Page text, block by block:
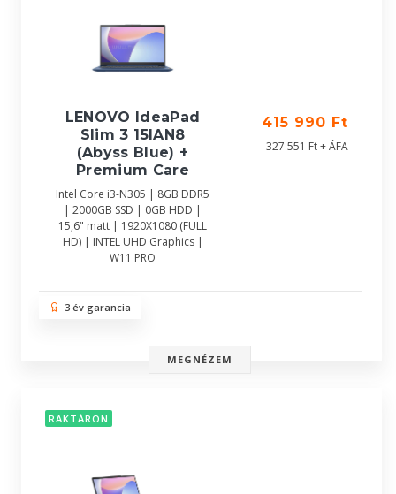
LENOVO IdeaPad
Slim 3 15IAN8
(Abyss Blue) +
Premium Care
Intel Core i3-N305 | 8GB DDR5
| 2000GB SSD | 0GB HDD |
15,6" matt | 1920X1080 (FULL
HD) | INTEL UHD Graphics |
W11 PRO
415 990 Ft
327 551 Ft + ÁFA
3 év garancia
MEGNÉZEM
RAKTÁRON